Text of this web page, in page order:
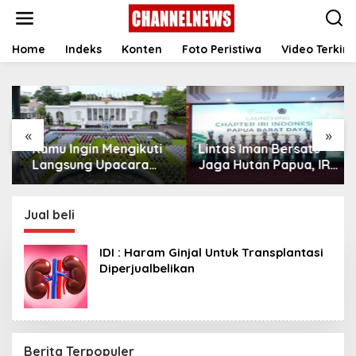
t
Home Indeks Konten Foto Peristiwa Video Terkini
« »
Kamu Ingin Mengikuti
Langsung Upacara
HUT Ke-81
Istana? Ini Link
Pendaftaran Resminya
di Sini
Lintas Iman Bersatu
Jaga Hutan Papua, IRI
Indonesia Resmikan
Jual beli
IDI : Haram Ginjal Untuk Transplantasi
Diperjualbelikan
Berita Terpopuler